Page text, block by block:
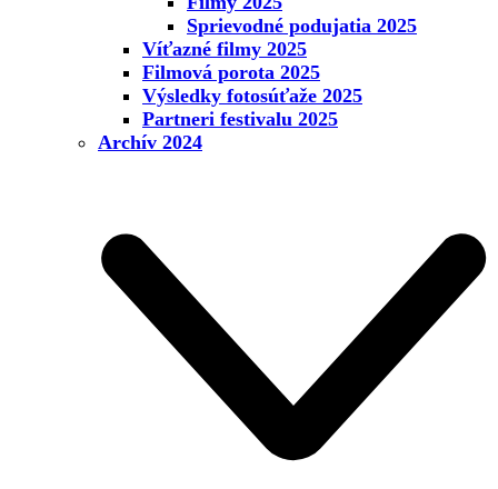
Sprievodné podujatia 2025
Víťazné filmy 2025
Filmová porota 2025
Výsledky fotosúťaže 2025
Partneri festivalu 2025
Archív 2024